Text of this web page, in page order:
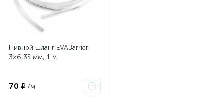
Пивной шланг EVABarrier
3×6,35 мм, 1 м
70 ₽ /м